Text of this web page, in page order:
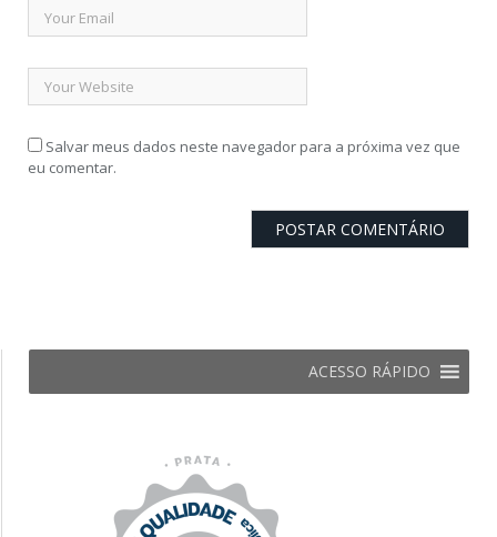
Salvar meus dados neste navegador para a próxima vez que
eu comentar.
ACESSO RÁPIDO